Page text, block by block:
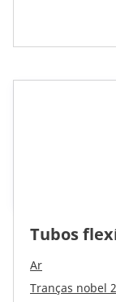
Tubos
Ar
Tranças nobel